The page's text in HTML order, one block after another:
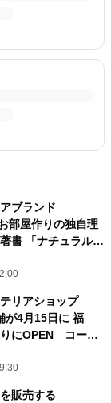
ブランド
部屋作りの独自理
書 「ナチュラルヴ
ンスのいらないイ
リアショップ
が4月15日に 福
りにOPEN コーヒ
販売する